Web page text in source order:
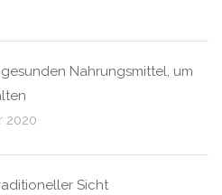
Nahrungsmittel, um
2020
Sicht